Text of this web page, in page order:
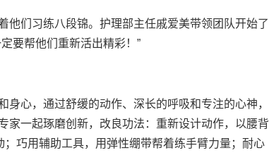
他们习练八段锦。护理部主任戚爱美带领团队开始了
要帮他们重新活出精彩！”
心，通过舒缓的动作、深长的呼吸和专注的心神，
家一起琢磨创新，改良功法：重新设计动作，以腰背
巧用辅助工具，用弹性绷带帮着练手臂力量；耐心